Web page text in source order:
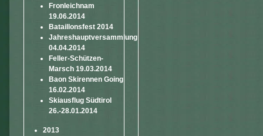
Fronleichnam
19.06.2014
Bataillonsfest 2014
Jahreshauptversammlung
04.04.2014
Feller-Schützen-
Marsch 19.03.2014
Baon Skirennen Going
16.02.2014
Skiausflug Südtirol
26.-28.01.2014
2013